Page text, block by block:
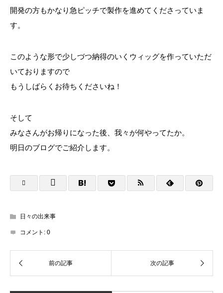
開発の方もかなり急ピッチで製作を進めてくださっていま
す。
このような形で少しづつ納得のいくウィッグを作っていただ
いておりますので
もうしばらくお待ちくださいね！
そして
みなさんがお帰りになった後、我々が何やってたか。
明日のブログでご紹介します。
日々の出来事
コメント: 0